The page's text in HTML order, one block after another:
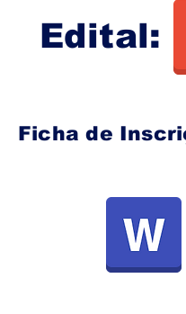
Edital:
Ficha de